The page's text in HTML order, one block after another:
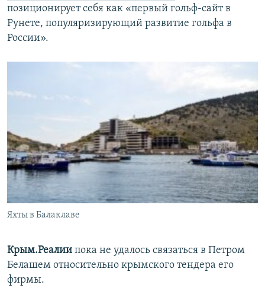
позиционирует себя как «первый гольф-сайт в
Рунете, популяризирующий развитие гольфа в
России».
Яхты в Балаклаве
Крым.Реалии пока не удалось связаться в Петром
Белашем относительно крымского тендера его
фирмы.